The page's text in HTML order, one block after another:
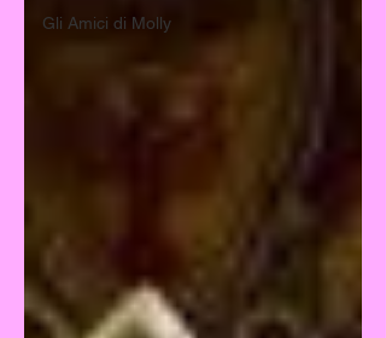
Gli Amici di Molly